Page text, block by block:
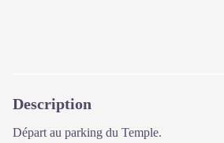
Description
Départ au parking du Temple.